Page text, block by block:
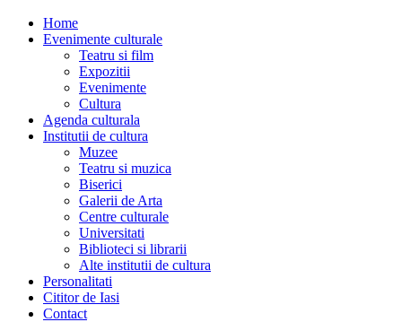
Home
Evenimente culturale
Teatru si film
Expozitii
Evenimente
Cultura
Agenda culturala
Institutii de cultura
Muzee
Teatru si muzica
Biserici
Galerii de Arta
Centre culturale
Universitati
Biblioteci si librarii
Alte institutii de cultura
Personalitati
Cititor de Iasi
Contact